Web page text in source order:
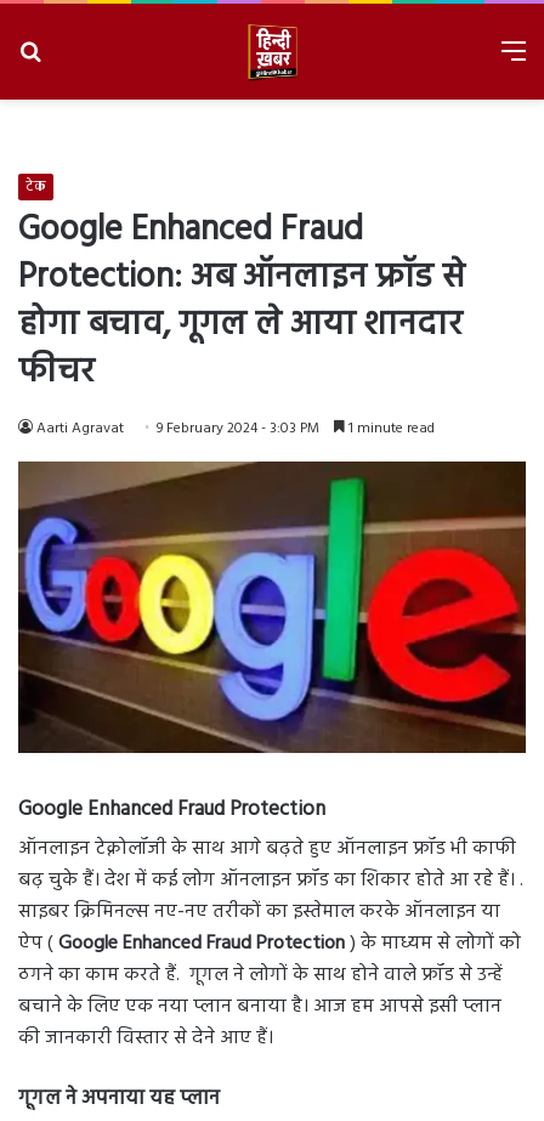
टेक
Google Enhanced Fraud
Protection: अब ऑनलाइन फ्रॉड से
होगा बचाव, गूगल ले आया शानदार
फीचर
Aarti Agravat 9 February 2024 - 3:03 PM 1 minute read
Google Enhanced Fraud Protection
ऑनलाइन टेक्नोलॉजी के साथ आगे बढ़ते हुए ऑनलाइन फ्रॉड भी काफी
बढ़ चुके हैं। देश में कई लोग ऑनलाइन फ्रॉड का शिकार होते आ रहे हैं। .
साइबर क्रिमिनल्स नए-नए तरीकों का इस्तेमाल करके ऑनलाइन या
ऐप (Google Enhanced Fraud Protection) के माध्यम से लोगों को
ठगने का काम करते हैं. गूगल ने लोगों के साथ होने वाले फ्रॉड से उन्हें
बचाने के लिए एक नया प्लान बनाया है। आज हम आपसे इसी प्लान
की जानकारी विस्तार से देने आए हैं।
गूगल ने अपनाया यह प्लान